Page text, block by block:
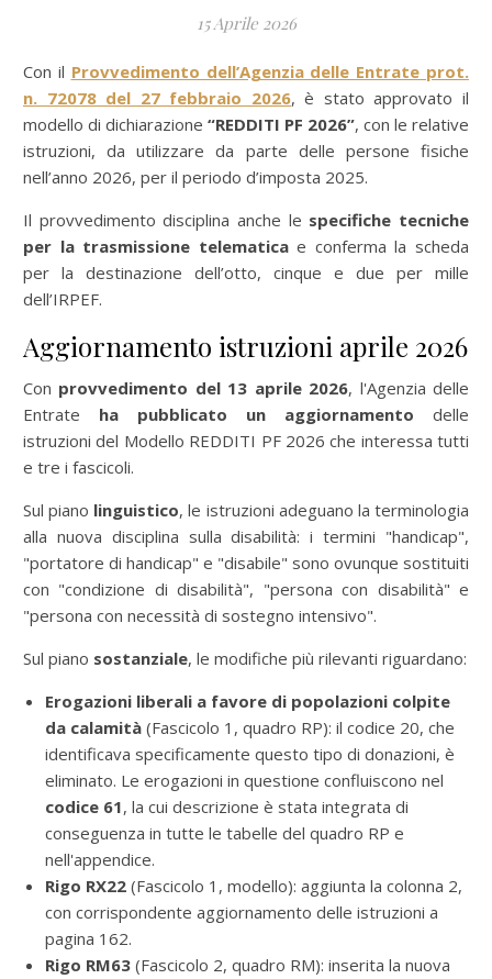
15 Aprile 2026
Con il Provvedimento dell’Agenzia delle Entrate prot.
n. 72078 del 27 febbraio 2026, è stato approvato il
modello di dichiarazione “REDDITI PF 2026”, con le relative
istruzioni, da utilizzare da parte delle persone fisiche
nell’anno 2026, per il periodo d’imposta 2025.
Il provvedimento disciplina anche le specifiche tecniche
per la trasmissione telematicae conferma la scheda
per la destinazione dell’otto, cinque e due per mille
dell’IRPEF.
Aggiornamento istruzioni aprile 2026
Con provvedimento del 13 aprile 2026, l'Agenzia delle
Entrate ha pubblicato un aggiornamento delle
istruzioni del Modello REDDITI PF 2026 che interessa tutti
e tre i fascicoli.
Sul piano linguistico, le istruzioni adeguano la terminologia
alla nuova disciplina sulla disabilità: i termini "handicap",
"portatore di handicap" e "disabile" sono ovunque sostituiti
con "condizione di disabilità", "persona con disabilità" e
"persona con necessità di sostegno intensivo".
Sul piano sostanziale, le modifiche più rilevanti riguardano:
Erogazioni liberali a favore di popolazioni colpite
da calamità (Fascicolo 1, quadro RP): il codice 20, che
identificava specificamente questo tipo di donazioni, è
eliminato. Le erogazioni in questione confluiscono nel
codice 61, la cui descrizione è stata integrata di
conseguenza in tutte le tabelle del quadro RP e
nell'appendice.
Rigo RX22 (Fascicolo 1, modello): aggiunta la colonna 2,
con corrispondente aggiornamento delle istruzioni a
pagina 162.
Rigo RM63 (Fascicolo 2, quadro RM): inserita la nuova